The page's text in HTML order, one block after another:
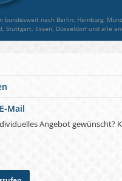
bundesweit nach Berlin, Hamburg,
Stuttgart, Essen, Düsseldorf und alle
Mail
Angebot gewünscht?